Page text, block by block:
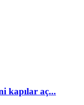
kapılar aç...